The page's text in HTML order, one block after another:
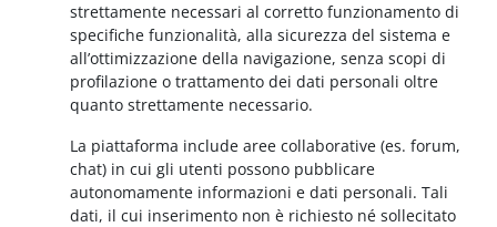
strettamente necessari al corretto funzionamento di
specifiche funzionalità, alla sicurezza del sistema e
all’ottimizzazione della navigazione, senza scopi di
profilazione o trattamento dei dati personali oltre
quanto strettamente necessario.
La piattaforma include aree collaborative (es. forum,
chat) in cui gli utenti possono pubblicare
autonomamente informazioni e dati personali. Tali
dati, il cui inserimento non è richiesto né sollecitato